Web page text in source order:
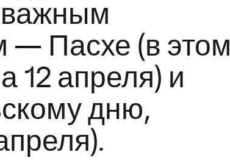
важным
— Пасхе (в этом
12 апреля) и
дню,